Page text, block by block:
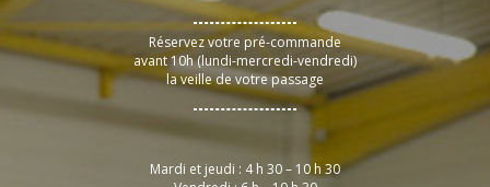
Réservez votre pré-commande
avant 10h (lundi-mercredi-vendredi)
la veille de votre passage
Mardi et jeudi : 4 h 30 – 10 h 30